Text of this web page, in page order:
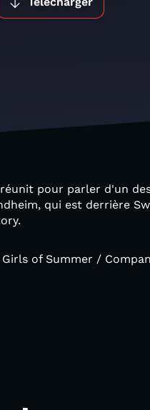
pour parler d'un
qui est derrière
of Summer /